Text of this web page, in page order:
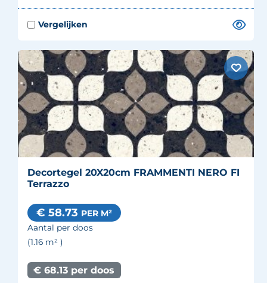
Decortegel 20X20cm FRAMMENTI NERO FI
Terrazzo
€ 58.73 PER M²
Aantal per doos
(1.16 m² )
€ 68.13 per doos